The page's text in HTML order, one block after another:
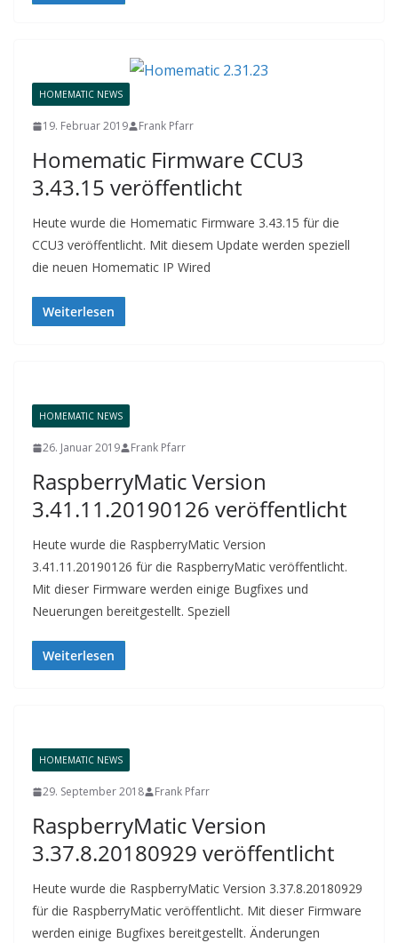
HOMEMATIC NEWS
19. Februar 2019 Frank Pfarr
Homematic Firmware CCU3
3.43.15 veröffentlicht
Heute wurde die Homematic Firmware 3.43.15 für die
CCU3 veröffentlicht. Mit diesem Update werden speziell
die neuen Homematic IP Wired
Weiterlesen
HOMEMATIC NEWS
26. Januar 2019 Frank Pfarr
RaspberryMatic Version
3.41.11.20190126 veröffentlicht
Heute wurde die RaspberryMatic Version
3.41.11.20190126 für die RaspberryMatic veröffentlicht.
Mit dieser Firmware werden einige Bugfixes und
Neuerungen bereitgestellt. Speziell
Weiterlesen
HOMEMATIC NEWS
29. September 2018 Frank Pfarr
RaspberryMatic Version
3.37.8.20180929 veröffentlicht
Heute wurde die RaspberryMatic Version 3.37.8.20180929
für die RaspberryMatic veröffentlicht. Mit dieser Firmware
werden einige Bugfixes bereitgestellt. Änderungen